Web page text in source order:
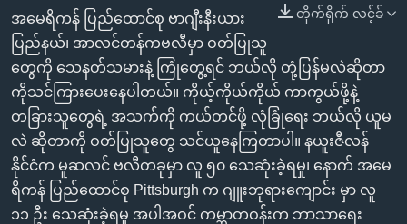
ကျော်
ကြည့်
ရှာဖွေ
နေရာ
သို့
ကျော်
ဗွီအိုအေ လူမှုကွန်ယက်များ
ဘာသာစကားများ
တိုက်ရိုက် လင့်ခ်
အမေရိကန် ပြည်ထောင်စု ဗာဂျီးနီးယား
ပြည်နယ်၊ အာလင်တန်ကဗလီမှာ ဝတ်ပြုသူ
တွေကို သေနတ်သမားနဲ့ ကြုံတွေ့ရင် ဘယ်လို တုံ့ပြန်မလဲဆိုတာ
ကိုသင်ကြားပေးနေပါတယ်။ ကိုယ့်ကိုယ်ကိုယ် ကာကွယ်ဖို့နဲ့
တခြားသူတွေရဲ့ အသက်ကို ကယ်တင်ဖို့ လုံခြုံရေး ဘယ်လို ယူမ
လဲ ဆိုတာကို ဝတ်ပြုသူတွေ သင်ယူနေကြတာပါ။ နယူးဇီလန်
နိုင်ငံက မူဆလင် ဗလီတခုမှာ လူ ၅၀ သေဆုံးခဲ့ရမှု၊ နောက် အမေ
ရိကန် ပြည်ထောင်စု Pittsburgh က ဂျူးဘုရားကျောင်း မှာ လူ
၁၁ ဦး သေဆုံးခဲ့ရမှု အပါအဝင် ကမ္ဘာတဝန်းက ဘာသာရေး